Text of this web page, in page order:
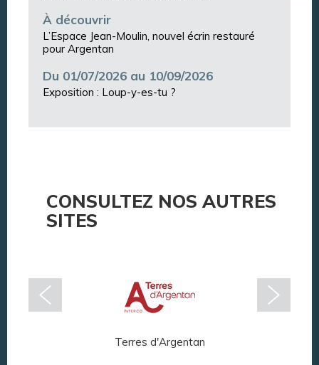
À découvrir
L’Espace Jean-Moulin, nouvel écrin restauré
pour Argentan
Du 01/07/2026 au 10/09/2026
Exposition : Loup-y-es-tu ?
CONSULTEZ NOS AUTRES
SITES
Terres d'Argentan